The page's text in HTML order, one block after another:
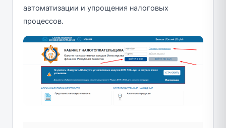
автоматизации и упрощения налоговых
процессов.